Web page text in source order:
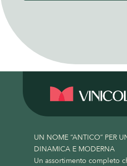
UN NOME “ANTICO” PER
DINAMICA E MODERNA
Un assortimento completo